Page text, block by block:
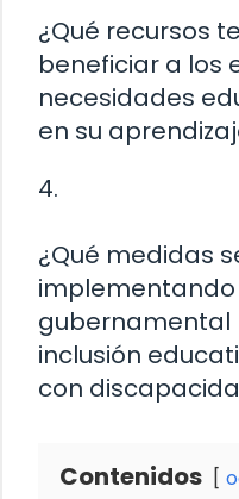
¿Qué recursos
beneficiar a los
necesidades
en su
4.
¿Qué medidas
implementando
gubernamental
inclusión
con
Contenidos